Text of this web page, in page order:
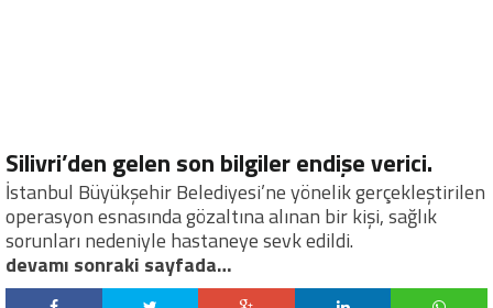
Silivri’den gelen son bilgiler endişe verici.
İstanbul Büyükşehir Belediyesi’ne yönelik gerçekleştirilen
operasyon esnasında gözaltına alınan bir kişi, sağlık
sorunları nedeniyle hastaneye sevk edildi.
devamı sonraki sayfada…